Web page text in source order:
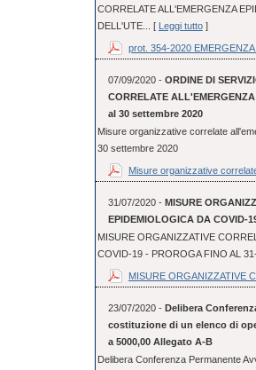
CORRELATE ALL'EMERGENZA
DELL'UTE... [ Leggi tutto]
prot. 354-2020
07/09/2020 - ORDINE DI
CORRELATE
al 30 settembre 2020
Misure organizzative correlate
30 settembre 2020
Misure organizzative
31/07/2020 - MISURE
EPIDEMIOLOGICA DA COVID-
MISURE ORGANIZZATIVE
COVID-19 - PROROGA FINO AL
MISURE ORGANIZZATIVE
23/07/2020 - Delibera
costituzione di un elenco di
a 5000,00 Allegato A-B
Delibera Conferenza Permanente